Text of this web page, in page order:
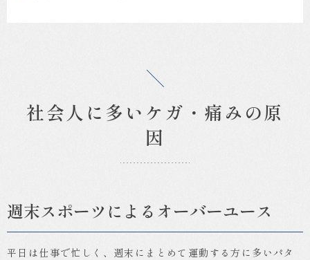
社会人に多いケガ・痛みの原
因
週末スポーツによるオーバーユース
平日は仕事で忙しく、週末にまとめて運動する方に多いパタ